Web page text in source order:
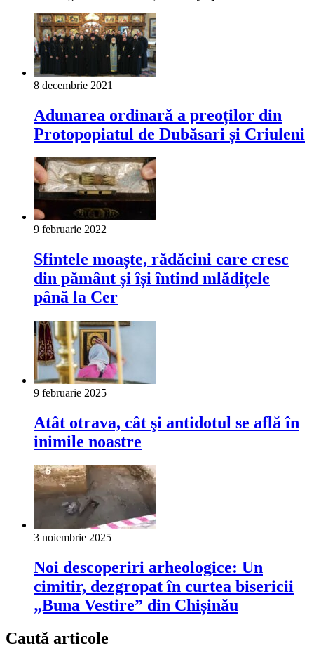
8 decembrie 2021
Adunarea ordinară a preoților din
Protopopiatul de Dubăsari și Criuleni
9 februarie 2022
Sfintele moaște, rădăcini care cresc
din pământ și își întind mlădițele
până la Cer
9 februarie 2025
Atât otrava, cât şi antidotul se află în
inimile noastre
3 noiembrie 2025
Noi descoperiri arheologice: Un
cimitir, dezgropat în curtea bisericii
„Buna Vestire” din Chișinău
Caută articole